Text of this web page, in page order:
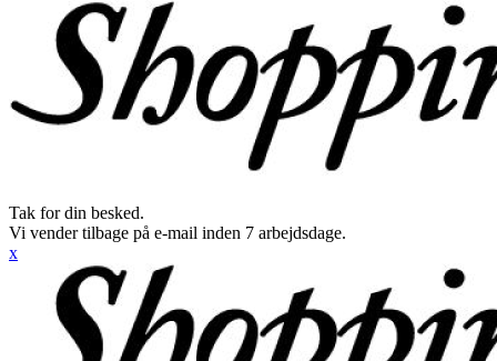
Tak for din besked.
Vi vender tilbage på e-mail inden 7 arbejdsdage.
x